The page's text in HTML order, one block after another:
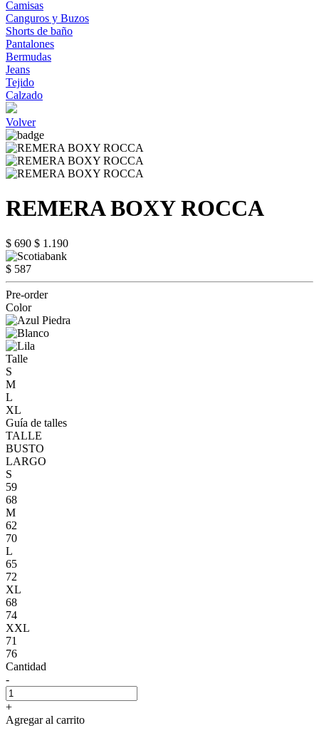
Camisas
Canguros y Buzos
Shorts de baño
Pantalones
Bermudas
Jeans
Tejido
Calzado
Volver
REMERA BOXY ROCCA
$ 690 $ 1.190
$ 587
Pre-order
Color
Talle
S
M
L
XL
Guía de talles
TALLE
BUSTO
LARGO
S
59
68
M
62
70
L
65
72
XL
68
74
XXL
71
76
Cantidad
-
+
Agregar al carrito